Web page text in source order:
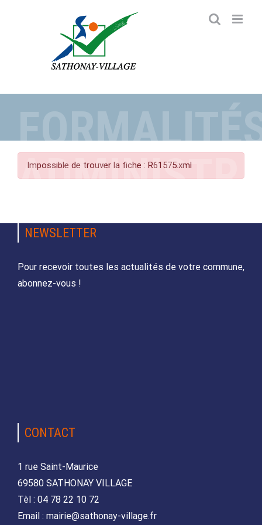
Impossible de trouver la fiche : R61575.xml
NEWSLETTER
Pour recevoir toutes les actualités de votre commune,
abonnez-vous !
CONTACT
1 rue Saint-Maurice
69580 SATHONAY VILLAGE
Tèl : 04 78 22 10 72
Email : mairie@sathonay-village.fr